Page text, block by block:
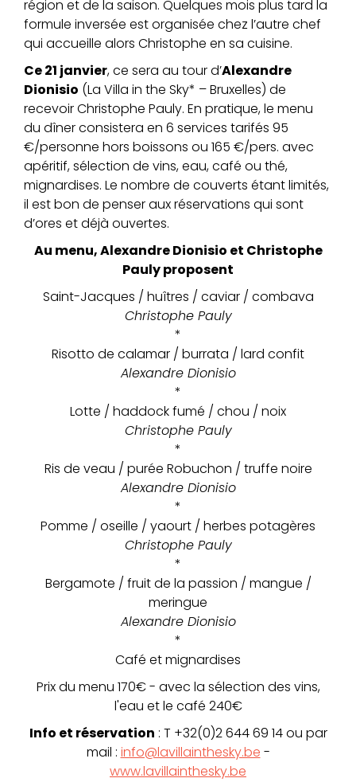
région et de la saison. Quelques mois plus tard la
formule inversée est organisée chez l’autre chef
qui accueille alors Christophe en sa cuisine.
Ce 21 janvier, ce sera au tour d’Alexandre
Dionisio (La Villa in the Sky* – Bruxelles) de
recevoir Christophe Pauly. En pratique, le menu
du dîner consistera en 6 services tarifés 95
€/personne hors boissons ou 165 €/pers. avec
apéritif, sélection de vins, eau, café ou thé,
mignardises. Le nombre de couverts étant limités,
il est bon de penser aux réservations qui sont
d’ores et déjà ouvertes.
Au menu, Alexandre Dionisio et Christophe
Pauly proposent
Saint-Jacques / huîtres / caviar / combava
Christophe Pauly
*
Risotto de calamar / burrata / lard confit
Alexandre Dionisio
*
Lotte / haddock fumé / chou / noix
Christophe Pauly
*
Ris de veau / purée Robuchon / truffe noire
Alexandre Dionisio
*
Pomme / oseille / yaourt / herbes potagères
Christophe Pauly
*
Bergamote / fruit de la passion / mangue /
meringue
Alexandre Dionisio
*
Café et mignardises
Prix du menu 170€ - avec la sélection des vins,
l'eau et le café 240€
Info et réservation : T +32(0)2 644 69 14 ou par
mail : info@lavillainthesky.be -
www.lavillainthesky.be